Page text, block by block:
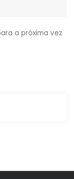
a próxima vez